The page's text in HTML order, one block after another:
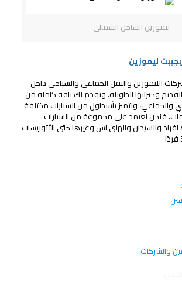
ليموزين الساحل الشمالي
ليموزين
الليموزين والنقل الجماعي والسياحي داخل
القديم وخبراتها الطويلة. وتقدم لك باقة كاملة من
والجماعي، ونتميز بأسطول من السيارات مختلفة
فنحن نعتمد على مجموعة من السيارات
الصغيرة التي تسع 4 افراد والسيدان والهاى اس وغيرها حتى الأتوبيسات
والشركات